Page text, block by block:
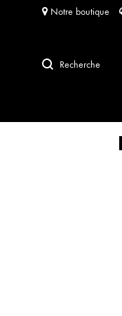
Notre boutique
Recherche